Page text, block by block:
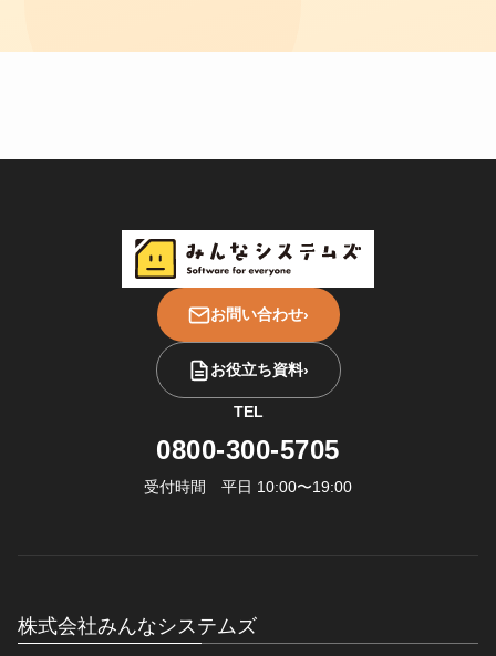
お問い合わせ›
お役立ち資料›
TEL
0800-300-5705
受付時間 平日 10:00〜19:00
株式会社みんなシステムズ